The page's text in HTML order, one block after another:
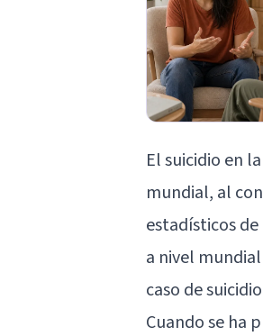
El suicidio en
mundial, al
estadísticos
a nivel mundial
caso de
Cuando se ha